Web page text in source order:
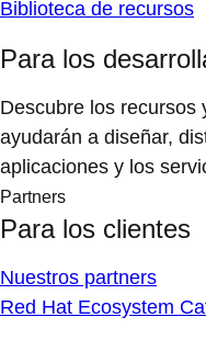
Biblioteca de recursos
Para los
Descubre los recursos
ayudarán a diseñar,
aplicaciones y los
Partners
Para los clientes
Nuestros partners
Red Hat Ecosystem